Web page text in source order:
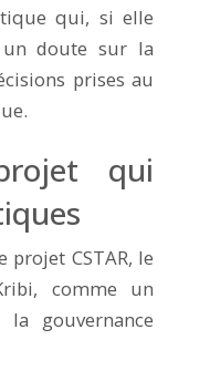
qui, si elle
doute sur la
prises au
qui
CSTAR, le
comme un
gouvernance